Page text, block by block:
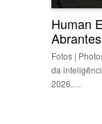
Human
Abrantes
Fotos |
da
2026,…